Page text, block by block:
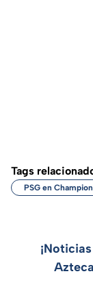
Tags
PSG en